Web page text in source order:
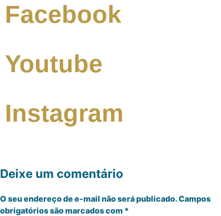
Facebook
Youtube
Instagram
Deixe um comentário
O seu endereço de e-mail não será publicado.Campos
obrigatórios são marcados com *